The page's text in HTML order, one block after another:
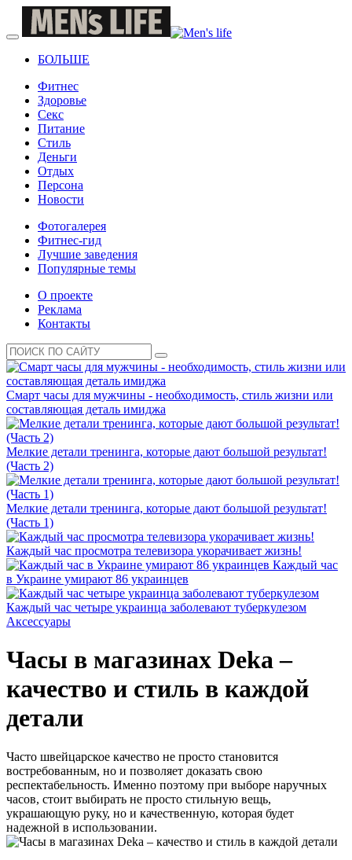
БОЛЬШЕ
Фитнес
Здоровье
Секс
Питание
Стиль
Деньги
Отдых
Персона
Новости
Фотогалерея
Фитнес-гид
Лучшие заведения
Популярные темы
О проекте
Реклама
Контакты
Смарт часы для мужчины - необходимость, стиль жизни или
составляющая деталь имиджа
Мелкие детали тренинга, которые дают большой результат!
(Часть 2)
Мелкие детали тренинга, которые дают большой результат!
(Часть 1)
Каждый час просмотра телевизора укорачивает жизнь!
Каждый час
в Украине умирают 86 украинцев
Каждый час четыре украинца заболевают туберкулезом
Аксессуары
Часы в магазинах Deka –
качество и стиль в каждой
детали
Часто швейцарское качество не просто становится
востребованным, но и позволяет доказать свою
респектабельность. Именно поэтому при выборе наручных
часов, стоит выбирать не просто стильную вещь,
украшающую руку, но и качественную, которая будет
надежной в использовании.